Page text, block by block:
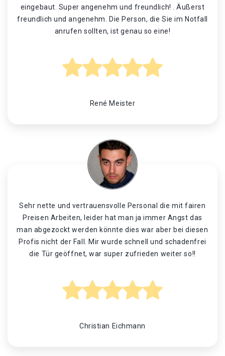
eingebaut. Super angenehm und freundlich! . Äußerst
freundlich und angenehm. Die Person, die Sie im Notfall
anrufen sollten, ist genau so eine!
René Meister
Sehr nette und vertrauensvolle Personal die mit fairen
Preisen Arbeiten, leider hat man ja immer Angst das
man abgezockt werden könnte dies war aber bei diesen
Profis nicht der Fall. Mir wurde schnell und schadenfrei
die Tür geöffnet, war super zufrieden weiter so!!
Christian Eichmann